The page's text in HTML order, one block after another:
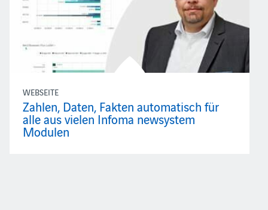
WEBSEITE
Zahlen, Daten, Fakten automatisch für
alle aus vielen Infoma newsystem
Modulen